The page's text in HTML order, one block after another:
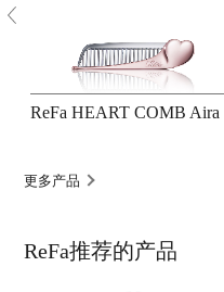
ReFa HEART COMB Aira
更多产品
ReFa推荐的产品